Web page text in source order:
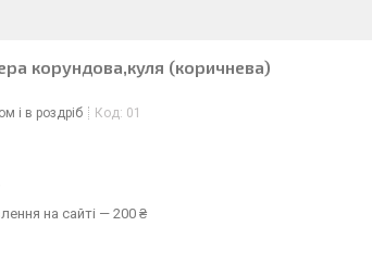
корундова,куля (коричнева)
і в роздріб Код: 01
на сайті — 200 ₴